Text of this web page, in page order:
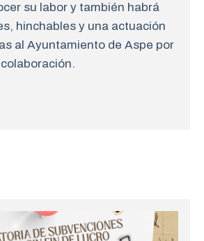
su labor y también habrá
hinchables y una actuación
al Ayuntamiento de Aspe por